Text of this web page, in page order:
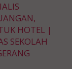
HOTEL |
SEKOLAH